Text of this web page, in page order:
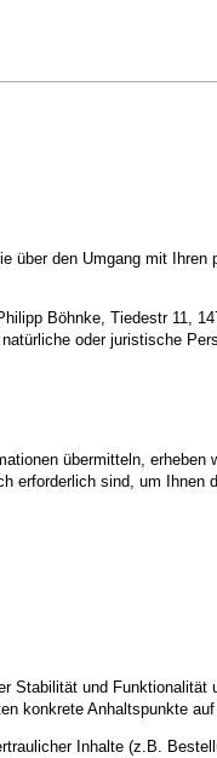
den Umgang mit Ihren
Böhnke, Tiedestr 11,
oder juristische
übermitteln,
erforderlich sind, um Ihnen
und Funktionalität
konkrete Anhaltspunkte
Inhalte (z.B.